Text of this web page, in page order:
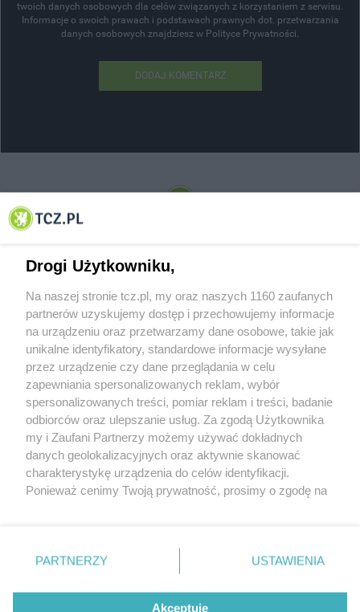
twoich danych osobowych dla celów związanych z korzystaniem z serwisu.
Informacje o swoich prawach i podstawach prawnych dot. przetwarzania
danych osobowych znajdziesz w Polityce Prywatności.
DODAJ KOMENTARZ
© 2001-2026 Tczew - TCZ.PL Sp. z o.o. Internetowy Serwis Informacyjny Miasta
O FIRMIE POLITYKA PRYWATNOŚCI HOSTING
REKLAMA WSPÓŁPRACA RSS FACEBOOK KONTAKT
Nasze serwisy
Aktualności
Tcz24
Historia miasta
Muzyka i kultura
Archiwum wydarzeń
Zdjęcia miasta
Drogi Użytkowniku,
Na naszej stronie tcz.pl, my oraz naszych 1160 zaufanych
partnerów uzyskujemy dostęp i przechowujemy informacje
na urządzeniu oraz przetwarzamy dane osobowe, takie jak
unikalne identyfikatory, standardowe informacje wysyłane
przez urządzenie czy dane przeglądania w celu
zapewniania spersonalizowanych reklam, wybór
spersonalizowanych treści, pomiar reklam i treści, badanie
odbiorców oraz ulepszanie usług. Za zgodą Użytkownika
my i Zaufani Partnerzy możemy używać dokładnych
danych geolokalizacyjnych oraz aktywnie skanować
charakterystykę urządzenia do celów identyfikacji.
Ponieważ cenimy Twoją prywatność, prosimy o zgodę na
znajdujący się w lewym dolnym rogu strony
. Niektóre
PARTNERZY USTAWIENIA
Akceptuję